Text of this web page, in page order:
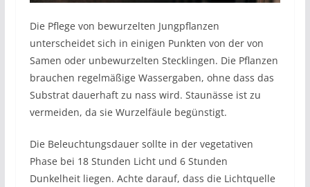
Die Pflege von bewurzelten Jungpflanzen
unterscheidet sich in einigen Punkten von der von
Samen oder unbewurzelten Stecklingen. Die Pflanzen
brauchen regelmäßige Wassergaben, ohne dass das
Substrat dauerhaft zu nass wird. Staunässe ist zu
vermeiden, da sie Wurzelfäule begünstigt.
Die Beleuchtungsdauer sollte in der vegetativen
Phase bei 18 Stunden Licht und 6 Stunden
Dunkelheit liegen. Achte darauf, dass die Lichtquelle